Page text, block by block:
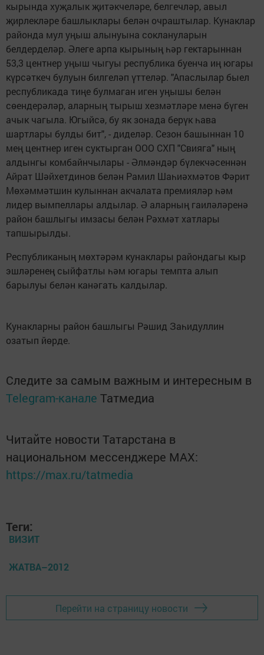
кырында хуҗалык җитәкчеләре, белгечләр, авыл
җирлекләре башлыклары белән очраштылар. Кунаклар
районда мул уңыш алынуына соклануларын
белдерделәр. Әлеге арпа кырының һәр гектарыннан
53,3 центнер уңыш чыгуы республика буенча иң югары
күрсәткеч булуын билгеләп үттеләр. "Апаслылар быел
республикада тиңе булмаган иген уңышы белән
сөендерәләр, аларның тырыш хезмәтләре менә бүген
ачык чагыла. Югыйсә, бу як зонада берүк һава
шартлары булды бит", - диделәр. Сезон башыннан 10
мең центнер иген суктырган ООО СХП "Свияга" ның
алдынгы комбайнчылары - Әлмәндәр бүлекчәсеннән
Айрат Шәйхетдинов белән Рамил Шаһиәхмәтов Фәрит
Мөхәммәтшин кулыннан акчалата премияләр һәм
лидер вымпеллары алдылар. Ә аларның гаиләләренә
район башлыгы имзасы белән Рәхмәт хатлары
тапшырылды.
Республиканың мөхтәрәм кунаклары райондагы кыр
эшләренең сыйфатлы һәм югары темпта алып
барылуы белән канәгать калдылар.
Кунакларны район башлыгы Рәшид Заһидуллин
озатып йөрде.
Следите за самым важным и интересным в
Telegram-канале Татмедиа
Читайте новости Татарстана в
национальном мессенджере MАХ:
https://max.ru/tatmedia
Теги:
ВИЗИТ
ЖАТВА–2012
Перейти на страницу новости